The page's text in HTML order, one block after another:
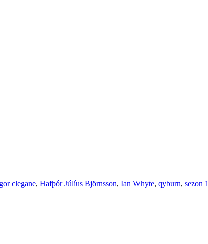
clegane, Hafþór Júlíus Björnsson, Ian Whyte, qyburn, sezon 1